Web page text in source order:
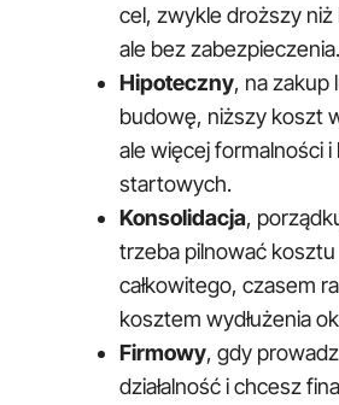
cel, zwykle droższy niż
ale bez zabezpieczenia.
Hipoteczny, na zakup
budowę, niższy koszt
ale więcej formalności
startowych.
Konsolidacja,
trzeba pilnować kosztu
całkowitego, czasem
kosztem wydłużenia
Firmowy, gdy
działalność i chcesz